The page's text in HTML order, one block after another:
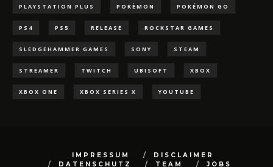
PLAYSTATION PLUS POKÈMON POKÉMON GO
PS4 PS5 RELEASE ROCKSTAR GAMES
SLEDGEHAMMER GAMES SONY STEAM
STREAMER TWITCH UBISOFT XBOX
XBOX ONE XBOX SERIES X YOUTUBE
IMPRESSUM
DISCLAIMER
DATENSCHUTZ
TEAM JOBS